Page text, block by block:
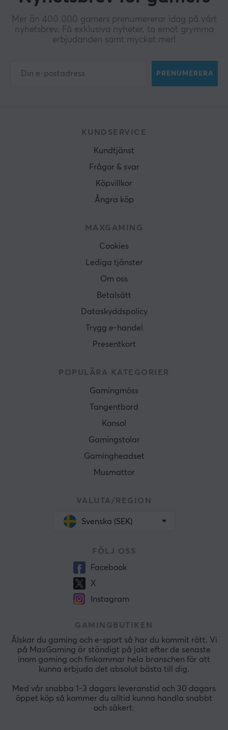
Mer än 400 000 gamers prenumererar idag på vårt
nyhetsbrev. Få exklusiva nyheter, ta emot grymma
erbjudanden samt mycket mer!
PRENUMERERA
KUNDSERVICE
Kundtjänst
Frågor & svar
Köpvillkor
Ångra köp
MAXGAMING
Cookies
Lediga tjänster
Om oss
Betalsätt
Dataskyddspolicy
Trygg e-handel
Presentkort
POPULÄRA KATEGORIER
Gamingmöss
Tangentbord
Konsol
Gamingstolar
Gamingheadset
Musmattor
VALUTA/REGION
Svenska (SEK)
FÖLJ OSS
Facebook
X
Instagram
GAMINGBUTIKEN
Älskar du gaming och e-sport så har du kommit rätt. Vi
på MaxGaming är ständigt på jakt efter de senaste
inom gaming och finkammar hela branschen för att
kunna erbjuda det absolut bästa till dig.
Med vår snabba 1-3 dagars leveranstid och 30 dagars
öppet köp så kommer du alltid kunna handla snabbt
och säkert.